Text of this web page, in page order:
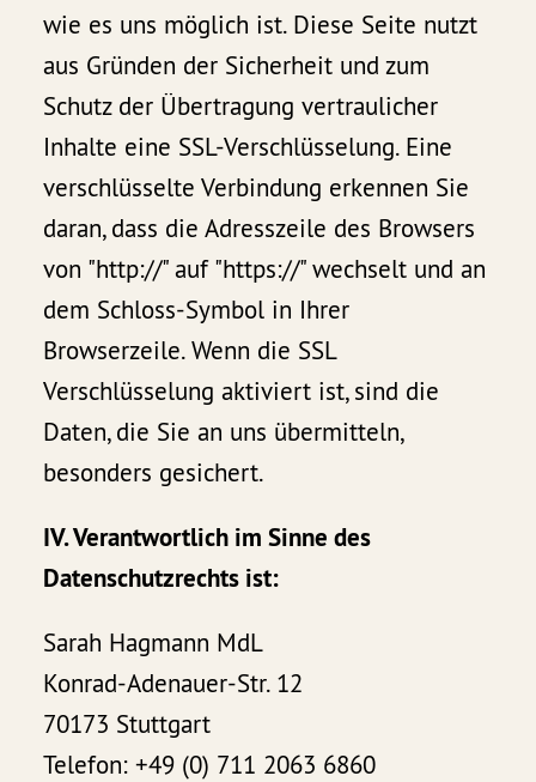
wie es uns möglich ist. Diese Seite nutzt
aus Gründen der Sicherheit und zum
Schutz der Übertragung vertraulicher
Inhalte eine SSL-Verschlüsselung. Eine
verschlüsselte Verbindung erkennen Sie
daran, dass die Adresszeile des Browsers
von "http://" auf "https://" wechselt und an
dem Schloss-Symbol in Ihrer
Browserzeile. Wenn die SSL
Verschlüsselung aktiviert ist, sind die
Daten, die Sie an uns übermitteln,
besonders gesichert.
IV. Verantwortlich im Sinne des
Datenschutzrechts ist:
Sarah Hagmann MdL
Konrad-Adenauer-Str. 12
70173 Stuttgart
Telefon: +49 (0) 711 2063 6860